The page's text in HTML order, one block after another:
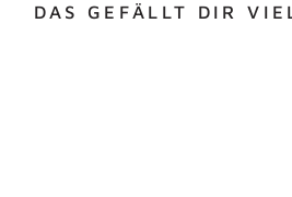
DAS GEFÄLLT DIR